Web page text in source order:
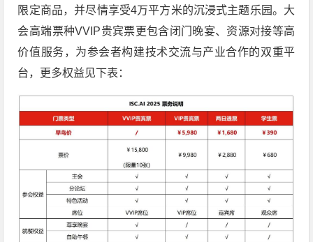
限定商品，并尽情享受4万平方米的沉浸式主题乐园。大
会高端票种VVIP贵宾票更包含闭门晚宴、资源对接等高
价值服务，为参会者构建技术交流与产业合作的双重平
台，更多权益见下表：